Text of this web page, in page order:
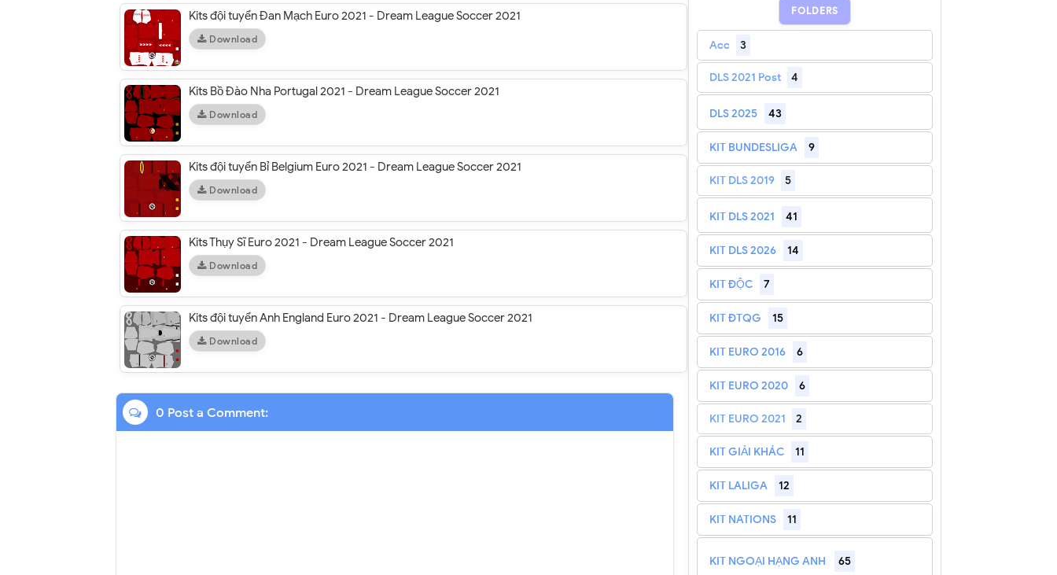
Kits đội tuyển Đan Mạch Euro 2021 - Dream League Soccer 2021
Download
Kits Bồ Đào Nha Portugal 2021 - Dream League Soccer 2021
Download
Kits đội tuyển Bỉ Belgium Euro 2021 - Dream League Soccer 2021
Download
Kits Thụy Sĩ Euro 2021 - Dream League Soccer 2021
Download
Kits đội tuyển Anh England Euro 2021 - Dream League Soccer 2021
Download
0 Post a Comment:
FOLDERS
Acc 3
DLS 2021 Post 4
DLS 2025 43
KIT BUNDESLIGA 9
KIT DLS 2019 5
KIT DLS 2021 41
KIT DLS 2026 14
KIT ĐỘC 7
KIT ĐTQG 15
KIT EURO 2016 6
KIT EURO 2020 6
KIT EURO 2021 2
KIT GIẢI KHÁC 11
KIT LALIGA 12
KIT NATIONS 11
KIT NGOẠI HẠNG ANH 65